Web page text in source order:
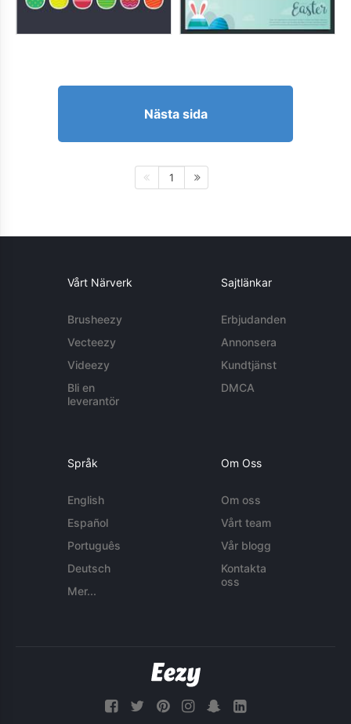
Nästa sida
1
Vårt Närverk
Brusheezy
Vecteezy
Videezy
Bli en
leverantör
Sajtlänkar
Erbjudanden
Annonsera
Kundtjänst
DMCA
Språk
English
Español
Português
Deutsch
Mer...
Om Oss
Om oss
Vårt team
Vår blogg
Kontakta
oss